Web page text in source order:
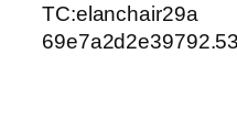
TC:elanchair29a